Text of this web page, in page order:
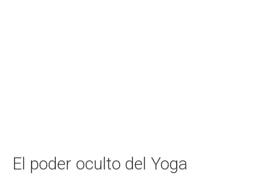
El poder oculto del Yoga